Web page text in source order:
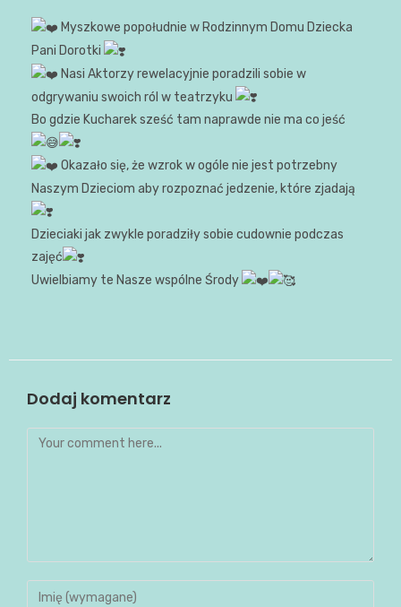
Myszkowe popołudnie w Rodzinnym Domu Dziecka
Pani Dorotki
Nasi Aktorzy rewelacyjnie poradzili sobie w
odgrywaniu swoich ról w teatrzyku
Bo gdzie Kucharek sześć tam naprawde nie ma co jeść
Okazało się, że wzrok w ogóle nie jest potrzebny
Naszym Dzieciom aby rozpoznać jedzenie, które zjadają
Dzieciaki jak zwykle poradziły sobie cudownie podczas
zajęć
Uwielbiamy te Nasze wspólne Środy
Dodaj komentarz